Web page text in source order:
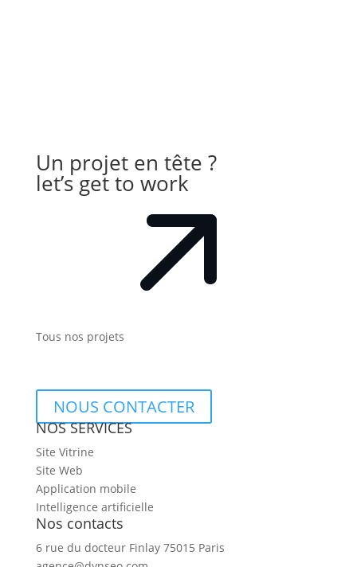
Un projet en tête ?
let’s get to work
Tous nos projets
NOUS CONTACTER
NOS SERVICES
Site Vitrine
Site Web
Application mobile
Intelligence artificielle
Nos contacts
6 rue du docteur Finlay 75015 Paris